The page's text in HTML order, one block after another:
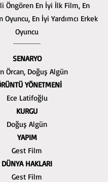
Öngören En İyi İlk Film, En
Oyuncu, En İyi Yardımcı Erkek
Oyuncu
SENARYO
Örcan, Doğuş Algün
YÖNETMENİ
Ece Latifoğlu
KURGU
Doğuş Algün
YAPIM
Gest Film
DÜNYA HAKLARI
Gest Film